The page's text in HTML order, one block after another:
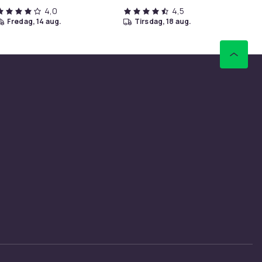
4,0
fredag, 14 aug.
4,5
tirsdag, 18 aug.